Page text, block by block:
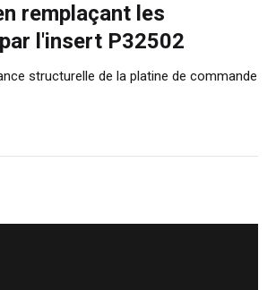
remplaçant les
l'insert P32502
structurelle de la platine de commande